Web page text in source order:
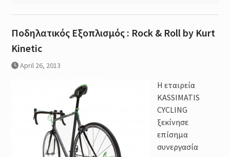
Ποδηλατικός Εξοπλισμός : Rock & Roll by Kurt
Kinetic
April 26, 2013
Η εταιρεία
KASSIMATIS
CYCLING
ξεκίνησε
επίσημα
συνεργασία